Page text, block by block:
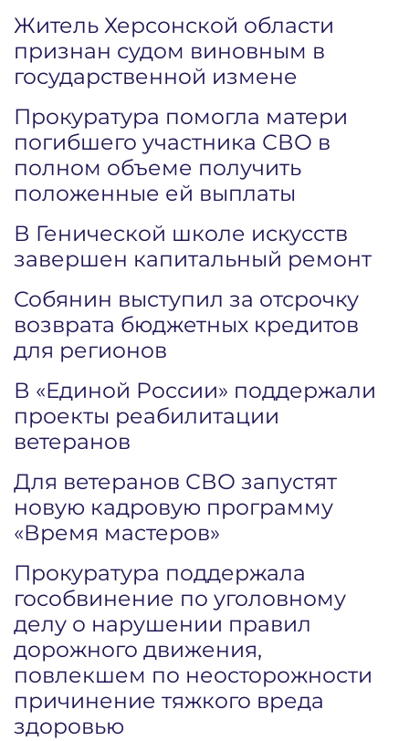
Житель Херсонской области
признан судом виновным в
государственной измене
Прокуратура помогла матери
погибшего участника СВО в
полном объеме получить
положенные ей выплаты
В Генической школе искусств
завершен капитальный ремонт
Собянин выступил за отсрочку
возврата бюджетных кредитов
для регионов
В «Единой России» поддержали
проекты реабилитации
ветеранов
Для ветеранов СВО запустят
новую кадровую программу
«Время мастеров»
Прокуратура поддержала
гособвинение по уголовному
делу о нарушении правил
дорожного движения,
повлекшем по неосторожности
причинение тяжкого вреда
здоровью